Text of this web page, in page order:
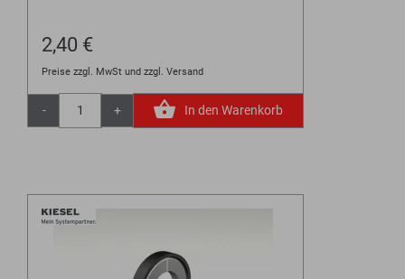
2,40 €
Preise zzgl. MwSt und zzgl. Versand
- + In den Warenkorb